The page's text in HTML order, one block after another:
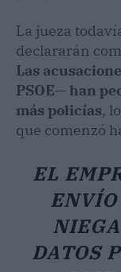
La jueza
declararán
Las
PSOE— han
más policías,
que comenzó
EL
ENVÍO
DATOS